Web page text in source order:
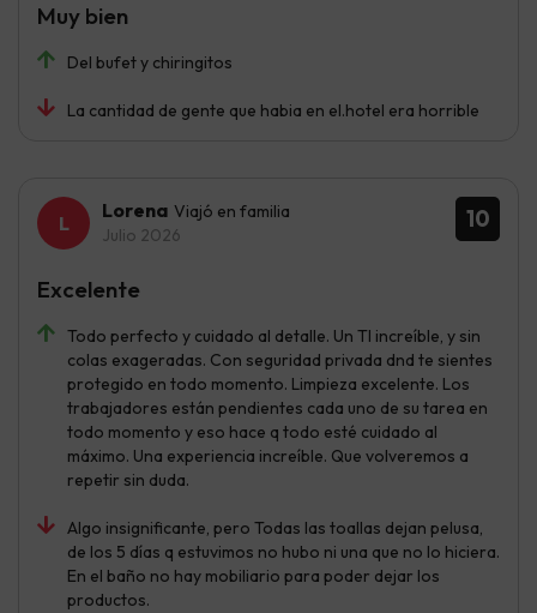
Del bufet y chiringitos
La cantidad de gente que habia en el.hotel era horrible
Muy bien
10
Lorena Viajó en familia
Julio 2026
Todo perfecto y cuidado al detalle. Un TI increíble, y sin
colas exageradas. Con seguridad privada dnd te sientes
protegido en todo momento. Limpieza excelente. Los
trabajadores están pendientes cada uno de su tarea en
todo momento y eso hace q todo esté cuidado al
máximo. Una experiencia increíble. Que volveremos a
repetir sin duda.
Algo insignificante, pero Todas las toallas dejan pelusa,
de los 5 días q estuvimos no hubo ni una que no lo hiciera.
En el baño no hay mobiliario para poder dejar los
productos.
Excelente